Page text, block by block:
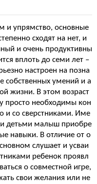
и упрямство, основные
сходят на нет, и
и очень продуктивны
вплоть до семи лет –
настроен на позна
собственных умений и а
жизни. В этом возраст
просто необходимы кон
и со сверстниками. Име
детьми малыш приобре
навыки. В отличие от о
слушает и усваи
ребенок проявл
о совместной игре,
свои желания или не